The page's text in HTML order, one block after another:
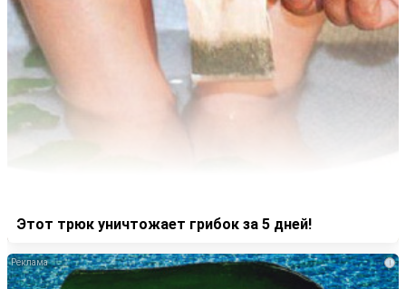
Этот трюк уничтожает грибок за 5 дней!
i